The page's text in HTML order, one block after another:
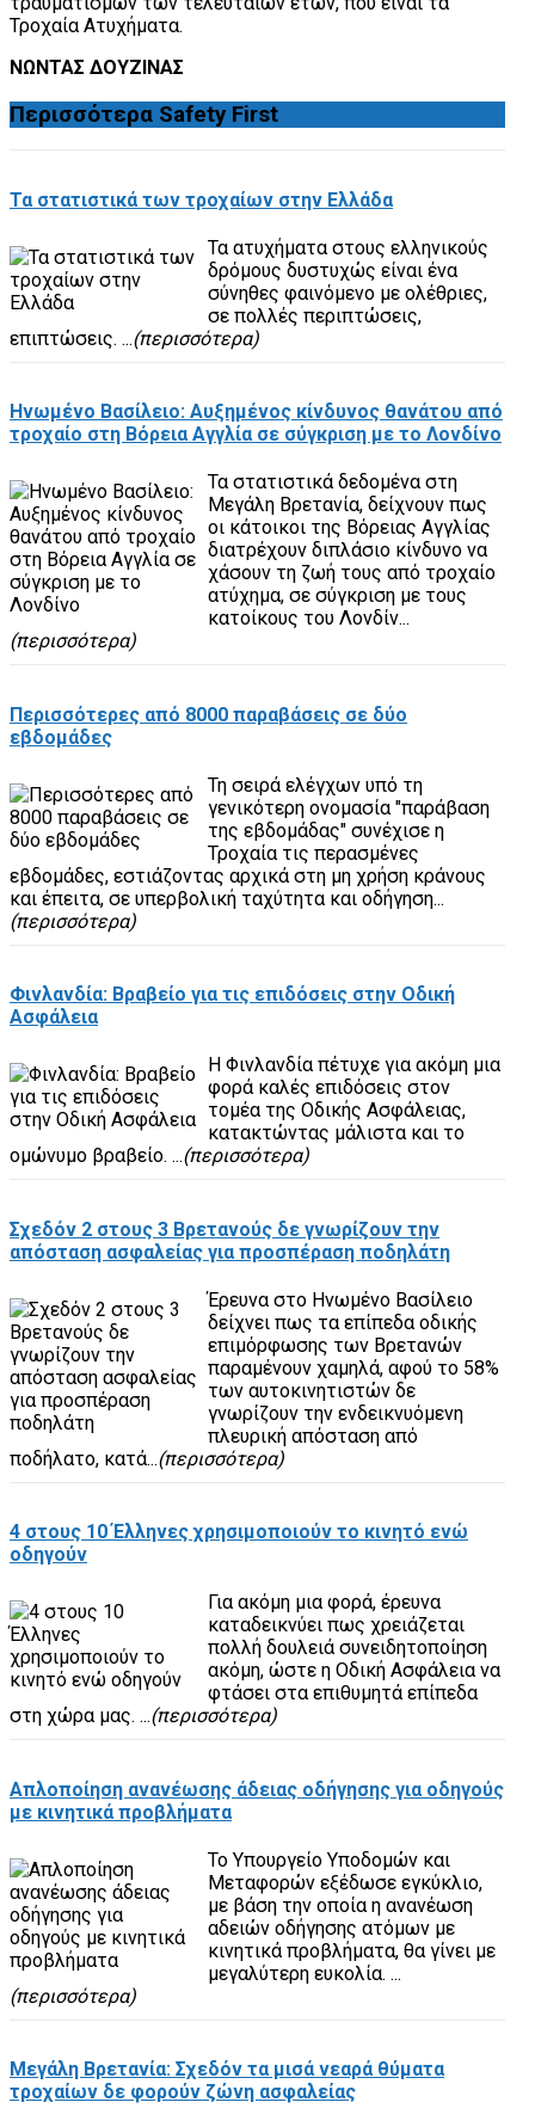
Τροχαία Ατυχήματα.
ΝΩΝΤΑΣ ΔΟΥΖΙΝΑΣ
Περισσότερα Safety First
Τα στατιστικά των τροχαίων στην Ελλάδα
Τα ατυχήματα στους ελληνικούς
δρόμους δυστυχώς είναι ένα
σύνηθες φαινόμενο με ολέθριες,
σε πολλές περιπτώσεις,
επιπτώσεις. ...(περισσότερα)
Ηνωμένο Βασίλειο: Αυξημένος κίνδυνος θανάτου από
τροχαίο στη Βόρεια Αγγλία σε σύγκριση με το Λονδίνο
Τα στατιστικά δεδομένα στη
Μεγάλη Βρετανία, δείχνουν πως
οι κάτοικοι της Βόρειας Αγγλίας
διατρέχουν διπλάσιο κίνδυνο να
χάσουν τη ζωή τους από τροχαίο
ατύχημα, σε σύγκριση με τους
κατοίκους του Λονδίν...
(περισσότερα)
Περισσότερες από 8000 παραβάσεις σε δύο
εβδομάδες
Τη σειρά ελέγχων υπό τη
γενικότερη ονομασία "παράβαση
της εβδομάδας" συνέχισε η
Τροχαία τις περασμένες
εβδομάδες, εστιάζοντας αρχικά στη μη χρήση κράνους
και έπειτα, σε υπερβολική ταχύτητα και οδήγηση...
(περισσότερα)
Φινλανδία: Βραβείο για τις επιδόσεις στην Οδική
Ασφάλεια
Η Φινλανδία πέτυχε για ακόμη μια
φορά καλές επιδόσεις στον
τομέα της Οδικής Ασφάλειας,
κατακτώντας μάλιστα και το
ομώνυμο βραβείο. ...(περισσότερα)
Σχεδόν 2 στους 3 Βρετανούς δε γνωρίζουν την
απόσταση ασφαλείας για προσπέραση ποδηλάτη
Έρευνα στο Ηνωμένο Βασίλειο
δείχνει πως τα επίπεδα οδικής
επιμόρφωσης των Βρετανών
παραμένουν χαμηλά, αφού το 58%
των αυτοκινητιστών δε
γνωρίζουν την ενδεικνυόμενη
πλευρική απόσταση από
ποδήλατο, κατά...(περισσότερα)
4 στους 10 Έλληνες χρησιμοποιούν το κινητό ενώ
οδηγούν
Για ακόμη μια φορά, έρευνα
καταδεικνύει πως χρειάζεται
πολλή δουλειά συνειδητοποίηση
ακόμη, ώστε η Οδική Ασφάλεια να
φτάσει στα επιθυμητά επίπεδα
στη χώρα μας. ...(περισσότερα)
Απλοποίηση ανανέωσης άδειας οδήγησης για οδηγούς
με κινητικά προβλήματα
Το Υπουργείο Υποδομών και
Μεταφορών εξέδωσε εγκύκλιο,
με βάση την οποία η ανανέωση
αδειών οδήγησης ατόμων με
κινητικά προβλήματα, θα γίνει με
μεγαλύτερη ευκολία. ...
(περισσότερα)
Μεγάλη Βρετανία: Σχεδόν τα μισά νεαρά θύματα
τροχαίων δε φορούν ζώνη ασφαλείας